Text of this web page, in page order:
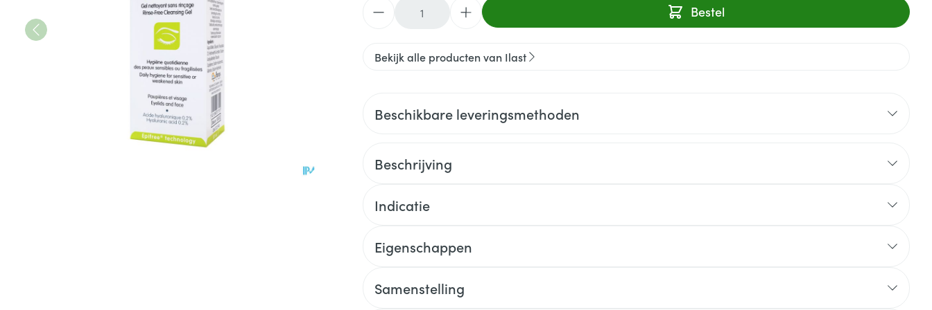
Bestel
Bekijk alle producten van Ilast
Beschikbare leveringsmethoden
Beschrijving
Indicatie
Eigenschappen
Samenstelling